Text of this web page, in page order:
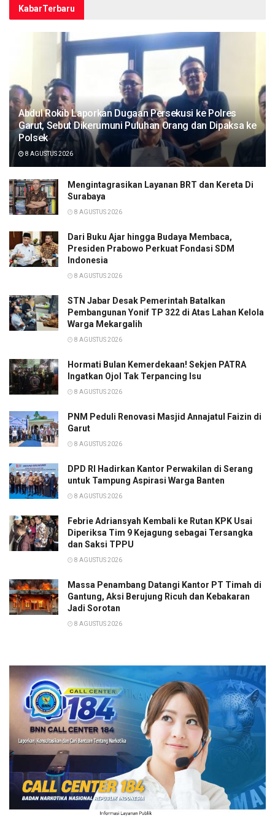
KabarTerbaru
Abdul Rokib Laporkan Dugaan Persekusi ke Polres
Garut, Sebut Dikerumuni Puluhan Orang dan Dipaksa ke
Polsek
8 AGUSTUS 2026
Mengintagrasikan Layanan BRT dan Kereta Di
Surabaya
8 AGUSTUS 2026
Dari Buku Ajar hingga Budaya Membaca,
Presiden Prabowo Perkuat Fondasi SDM
Indonesia
8 AGUSTUS 2026
STN Jabar Desak Pemerintah Batalkan
Pembangunan Yonif TP 322 di Atas Lahan Kelola
Warga Mekargalih
8 AGUSTUS 2026
Hormati Bulan Kemerdekaan! Sekjen PATRA
Ingatkan Ojol Tak Terpancing Isu
8 AGUSTUS 2026
PNM Peduli Renovasi Masjid Annajatul Faizin di
Garut
8 AGUSTUS 2026
DPD RI Hadirkan Kantor Perwakilan di Serang
untuk Tampung Aspirasi Warga Banten
8 AGUSTUS 2026
Febrie Adriansyah Kembali ke Rutan KPK Usai
Diperiksa Tim 9 Kejagung sebagai Tersangka
dan Saksi TPPU
8 AGUSTUS 2026
Massa Penambang Datangi Kantor PT Timah di
Gantung, Aksi Berujung Ricuh dan Kebakaran
Jadi Sorotan
8 AGUSTUS 2026